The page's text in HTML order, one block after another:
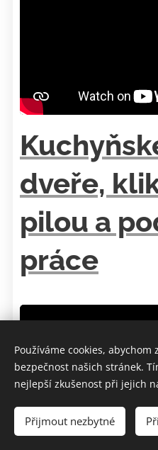
dveře,
pilou a
práce
Používáme cookies,
bezpečnost našich stránek.
nejlepší zkušenost při jejich
Přijmout nezbytné